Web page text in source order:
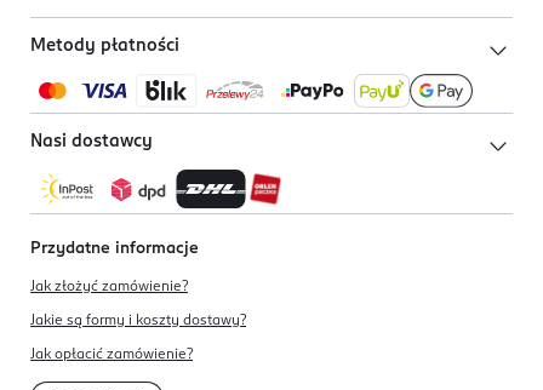
Metody płatności
Nasi dostawcy
Przydatne informacje
Jak złożyć zamówienie?
Jakie są formy i koszty dostawy?
Jak opłacić zamówienie?